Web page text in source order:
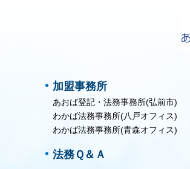
加盟事務所
あおば登記・法務事務所(弘前市)
わかば法務事務所(八戸オフィス)
わかば法務事務所(青森オフィス)
法務Ｑ＆Ａ